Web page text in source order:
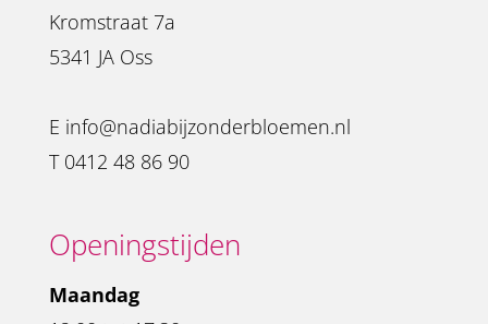
Kromstraat 7a
5341 JA Oss
E info@nadiabijzonderbloemen.nl
T 0412 48 86 90
Openingstijden
Maandag